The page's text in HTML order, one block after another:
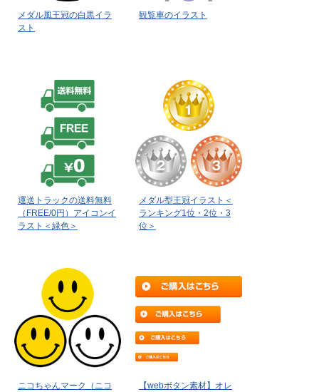
メダル風王冠の白黒イラ
スト
観覧車のイラスト
運送トラックの送料無料
（FREE/0円）アイコンイ
ラスト＜緑色＞
メダル型王冠イラスト＜
ランキング1位・2位・3
位＞
ニコちゃんマーク（ニコ
【webボタン素材】オレ